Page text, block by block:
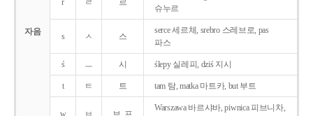
자음
r ㄹ 르
슈누르
s ㅅ 스
serce 세르체, srebro 스레브로, pas
파스
ś ㅡ 시 ślepy 실레피, dziś 지시
t ㅌ 트 tam 탐, matka 마트카, but 부트
w ㅂ 브, 프
Warszawa 바르샤바, piwnica 피브니차,